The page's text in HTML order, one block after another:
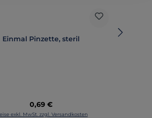
Einmal Pinzette, steril
Regulärer Preis:
0,69 €
exkl. MwSt. zzgl. Versandkosten